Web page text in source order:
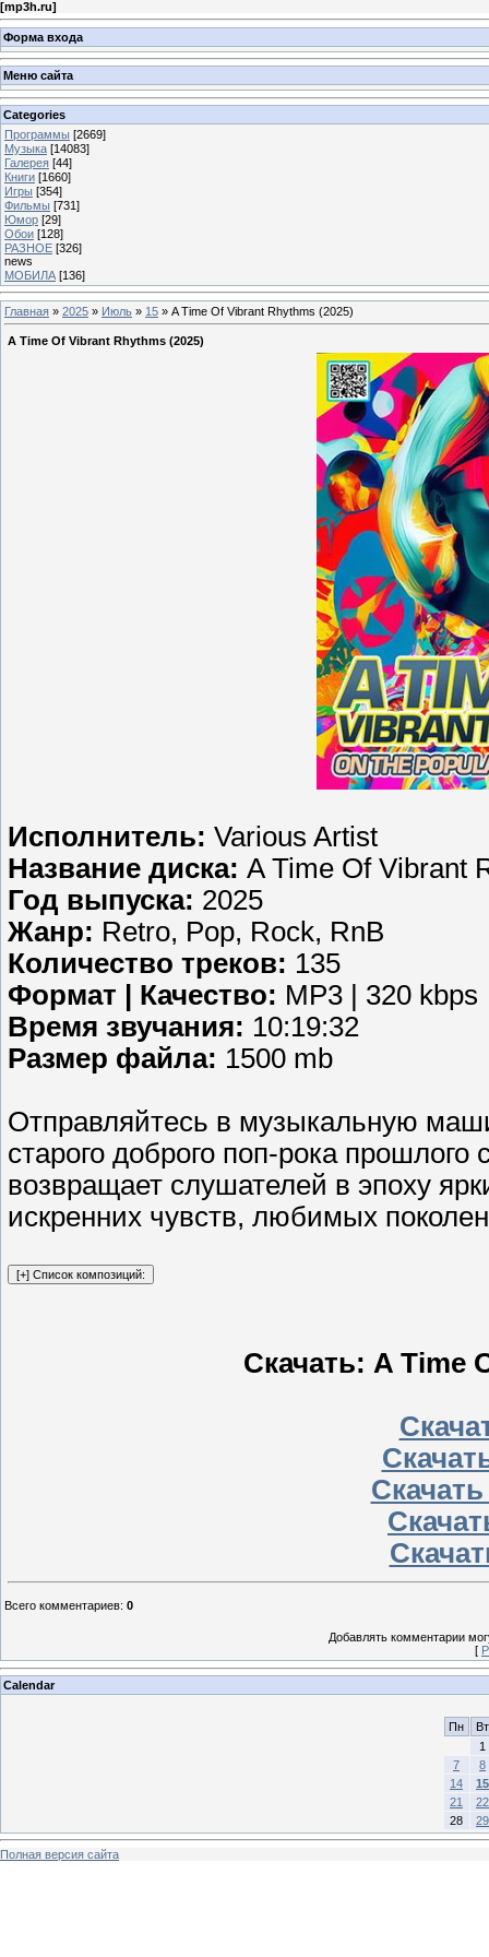
[mp3h.ru]
Форма входа
Меню сайта
Categories
Программы [2669]
Музыка [14083]
Галерея [44]
Книги [1660]
Игры [354]
Фильмы [731]
Юмор [29]
Обои [128]
РАЗНОЕ [326]
news
МОБИЛА [136]
Главная » 2025 » Июль » 15 » A Time Of Vibrant Rhythms (2025)
A Time Of Vibrant Rhythms (2025)
Исполнитель: Various Artist
Название диска: A Time Of Vibrant
Год выпуска: 2025
Жанр: Retro, Pop, Rock, RnB
Количество треков: 135
Формат | Качество: MP3 | 320 kbps
Время звучания: 10:19:32
Размер файла: 1500 mb
Отправляйтесь в музыкальную
старого доброго поп-рока
возвращает слушателей в эпоху
искренних чувств, любимых
Скачать: A Time
Всего комментариев: 0
Добавлять комментарии
[
Calendar
Пн
Вт
1
7
8
14
15
21
22
28
29
Полная версия сайта